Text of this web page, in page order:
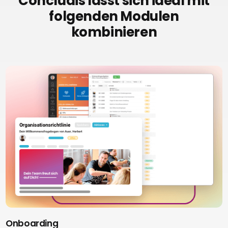
folgenden Modulen
kombinieren
Onboarding